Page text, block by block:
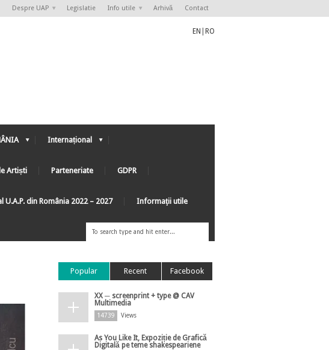
Despre UAP Legislatie Info utile Arhivă Contact
EN RO
Internațional
Artiști Parteneriate GDPR
din România 2022 – 2027 Informaţii utile
Popular Recent Facebook
XX ─ screenprint + type @ CAV
Multimedia
14739 Views
As You Like It, Expoziție de Grafică
Digitală pe teme shakespeariene